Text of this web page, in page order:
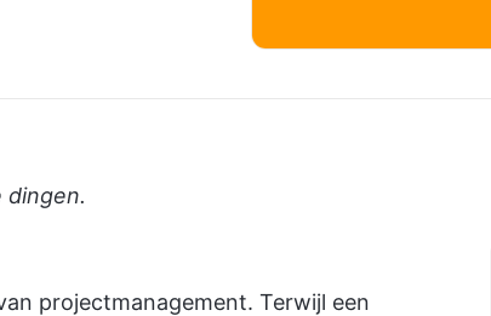
dingen.
projectmanagement. Terwijl een